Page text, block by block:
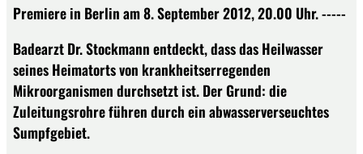
Premiere in Berlin am 8. September 2012, 20.00 Uhr. -----
Badearzt Dr. Stockmann entdeckt, dass das Heilwasser
seines Heimatorts von krankheitserregenden
Mikroorganismen durchsetzt ist. Der Grund: die
Zuleitungsrohre führen durch ein abwasserverseuchtes
Sumpfgebiet.